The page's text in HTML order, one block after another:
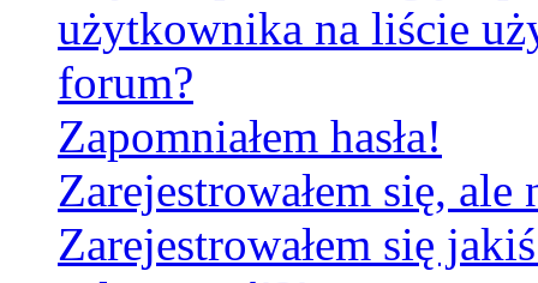
użytkownika na liście
forum?
Zapomniałem hasła!
Zarejestrowałem się,
Zarejestrowałem się